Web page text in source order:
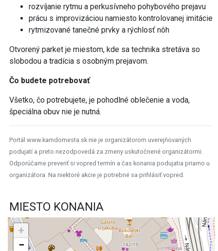
rozvíjanie rytmu a perkusívneho pohybového prejavu
prácu s improvizáciou namiesto kontrolovanej imitácie
rytmizované tanečné prvky a rýchlosť nôh
Otvorený parket je miestom, kde sa technika stretáva so
slobodou a tradícia s osobným prejavom.
Čo budete potrebovať
Všetko, čo potrebujete, je pohodlné oblečenie a voda,
špeciálna obuv nie je nutná.
Portál www.kamdomesta.sk nie je organizátorom uverejňovaných
podujatí a preto nezodpovedá za zmeny uskutočnené organizátormi.
Odporúčame preveriť si vopred termín a čas konania podujatia priamo u
organizátora. Na niektoré akcie je potrebné sa prihlásiť vopred.
MIESTO KONANIA
+
−